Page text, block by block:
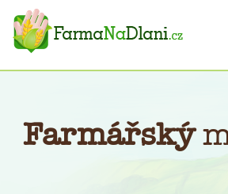
Farmářský